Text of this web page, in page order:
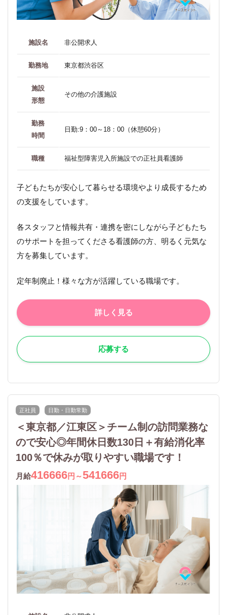
施設名 非公開求人
勤務地 東京都渋谷区
施設
形態
その他の介護施設
勤務
時間
日勤:9：00～18：00（休憩60分）
職種 福祉型障害児入所施設での正社員看護師
子どもたちが安心して暮らせる環境やより成長するため
の支援をしています。
各スタッフと情報共有・連携を密にしながら子どもたち
のサポートを担ってくださる看護師の方、明るく元気な
方を募集しています。
定年制廃止！様々な方が活躍している職場です。
詳しく見る
応募する
正社員 日勤・日勤常勤
＜東京都／江東区＞チーム制の訪問業務な
ので安心◎年間休日数130日＋有給消化率
100％で休みが取りやすい職場です！
月給416666円～541666円